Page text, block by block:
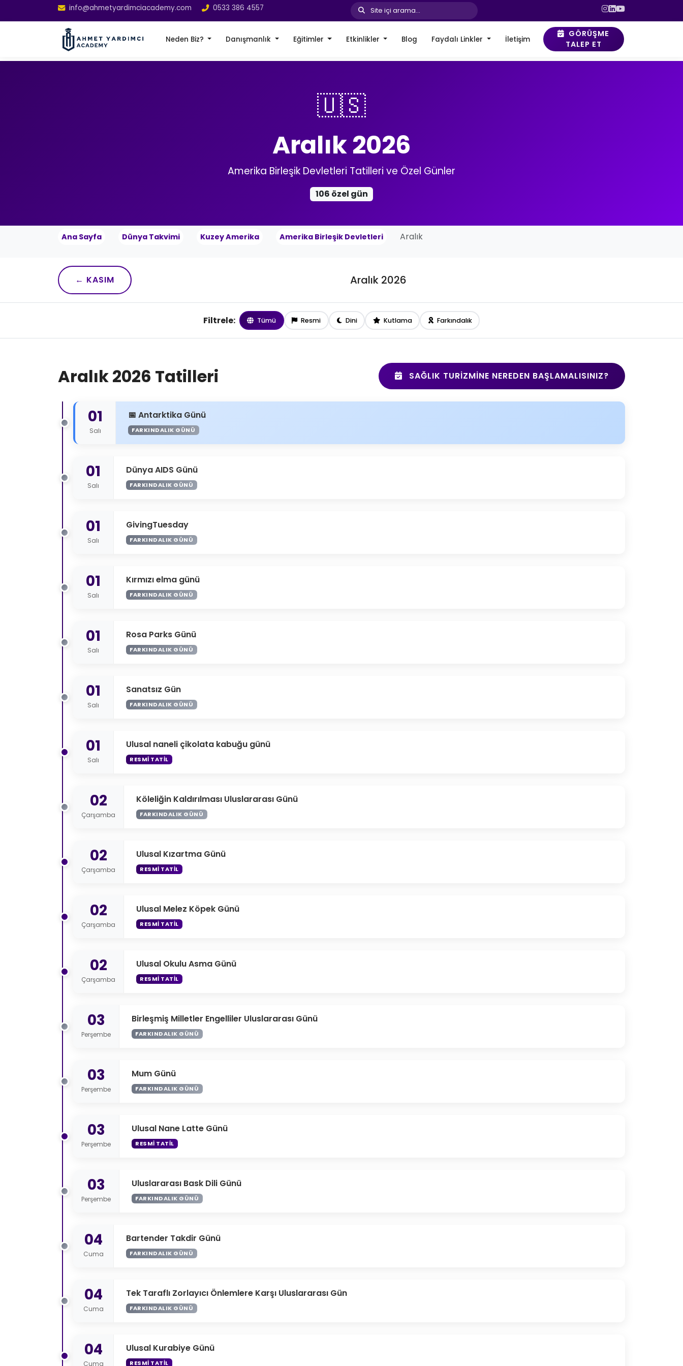
info@ahmetyardimciacademy.com 0533 386 4557 Site içi arama...
Neden Biz? Danışmanlık Eğitimler Etkinlikler Blog Faydalı Linkler İletişim
GÖRÜŞME
TALEP ET
🇺🇸
Aralık 2026
Amerika Birleşik Devletleri Tatilleri ve Özel Günler
106 özel gün
Ana Sayfa Dünya Takvimi Kuzey Amerika Amerika Birleşik Devletleri Aralık
← KASIM Aralık 2026
Filtrele: Tümü Resmi Dini Kutlama Farkındalık
Aralık 2026 Tatilleri SAĞLIK TURIZMINE NEREDEN BAŞLAMALISINIZ?
01
Salı
Antarktika Günü
FARKINDALIK GÜNÜ
01
Salı
Dünya AIDS Günü
FARKINDALIK GÜNÜ
01
Salı
GivingTuesday
FARKINDALIK GÜNÜ
01
Salı
Kırmızı elma günü
FARKINDALIK GÜNÜ
01
Salı
Rosa Parks Günü
FARKINDALIK GÜNÜ
01
Salı
Sanatsız Gün
FARKINDALIK GÜNÜ
01
Salı
Ulusal naneli çikolata kabuğu günü
RESMI TATIL
02
Çarşamba
Köleliğin Kaldırılması Uluslararası Günü
FARKINDALIK GÜNÜ
02
Çarşamba
Ulusal Kızartma Günü
RESMI TATIL
02
Çarşamba
Ulusal Melez Köpek Günü
RESMI TATIL
02
Çarşamba
Ulusal Okulu Asma Günü
RESMI TATIL
03
Perşembe
Birleşmiş Milletler Engelliler Uluslararası Günü
FARKINDALIK GÜNÜ
03
Perşembe
Mum Günü
FARKINDALIK GÜNÜ
03
Perşembe
Ulusal Nane Latte Günü
RESMI TATIL
03
Perşembe
Uluslararası Bask Dili Günü
FARKINDALIK GÜNÜ
04
Cuma
Bartender Takdir Günü
FARKINDALIK GÜNÜ
04
Cuma
Tek Taraflı Zorlayıcı Önlemlere Karşı Uluslararası Gün
FARKINDALIK GÜNÜ
04
Cuma
Ulusal Kurabiye Günü
RESMI TATIL